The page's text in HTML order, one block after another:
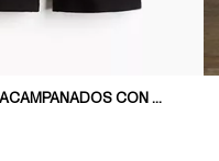
LEGGINGS DE YOGA ACAMPANADOS CON SOFTMOVE™